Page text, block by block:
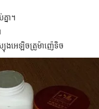
នា។
ស្យុងអេឡិចត្រូម៉ាញ៉េទិច